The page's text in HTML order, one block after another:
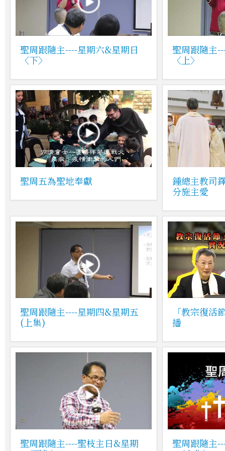
聖周跟隨主----星期六&星期日
〈下〉
聖周跟隨主
〈上〉
聖周五為聖地奉獻
鍾總主教司
分施主愛
聖周跟隨主----星期四&星期五
(上集)
「教宗復
播
聖周跟隨主----聖枝主日&星期
聖周跟隨主